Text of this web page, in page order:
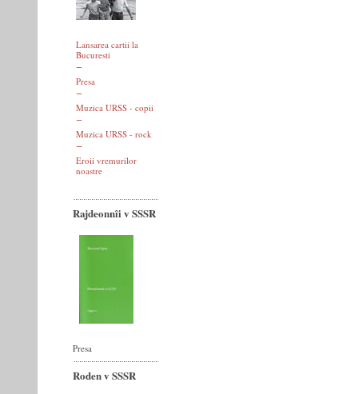
Lansarea cartii la
Bucuresti
Presa
Muzica URSS - copii
Muzica URSS - rock
Eroii vremurilor
noastre
Rajdeonnîi v SSSR
Presa
Roden v SSSR